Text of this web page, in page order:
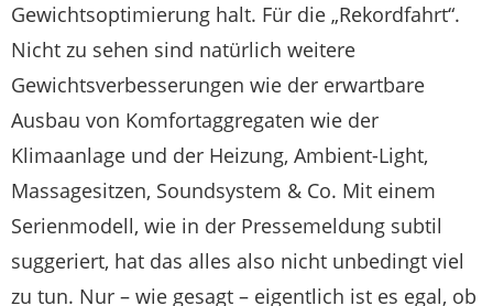
Gewichtsoptimierung halt. Für die „Rekordfahrt“.
Nicht zu sehen sind natürlich weitere
Gewichtsverbesserungen wie der erwartbare
Ausbau von Komfortaggregaten wie der
Klimaanlage und der Heizung, Ambient-Light,
Massagesitzen, Soundsystem & Co. Mit einem
Serienmodell, wie in der Pressemeldung subtil
suggeriert, hat das alles also nicht unbedingt viel
zu tun. Nur – wie gesagt – eigentlich ist es egal, ob